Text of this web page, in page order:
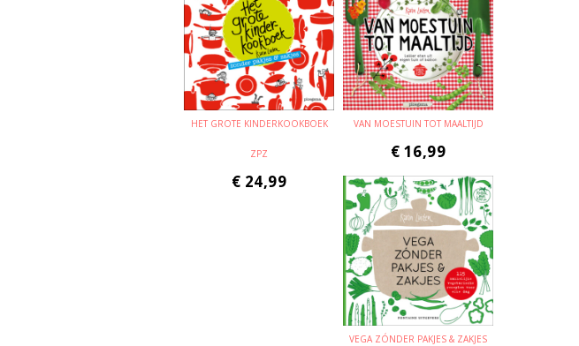
HET GROTE KINDERKOOKBOEK
ZPZ
€ 24,99
VAN MOESTUIN TOT MAALTIJD
€ 16,99
VEGA ZÓNDER PAKJES & ZAKJES